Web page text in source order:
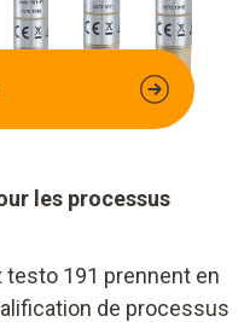
les processus
191 prennent en
de processus